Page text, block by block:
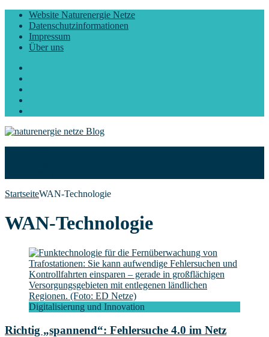
Website Naturenergie Netze
Datenschutzinformationen
Impressum
Über uns
StartseiteWAN-Technologie
WAN-Technologie
Digitalisierung und Innovation
Richtig „spannend“: Fehlersuche 4.0 im Netz